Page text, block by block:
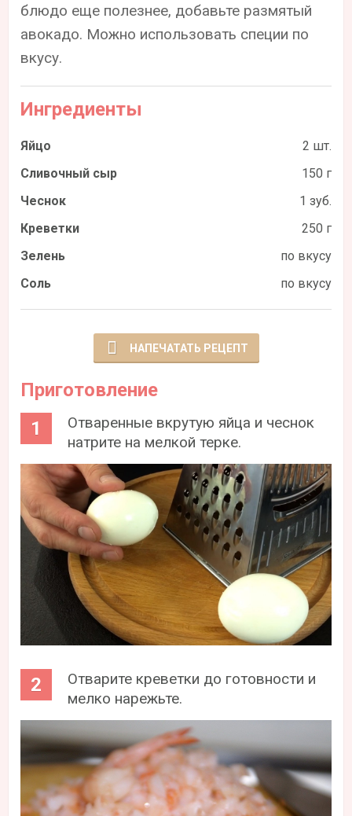
блюдо еще полезнее, добавьте размятый
авокадо. Можно использовать специи по
вкусу.
Ингредиенты
Яйцо
2 шт.
Сливочный сыр
150 г
Чеснок
1 зуб.
Креветки
250 г
Зелень
по вкусу
Соль
по вкусу
НАПЕЧАТАТЬ РЕЦЕПТ
Приготовление
Отваренные вкрутую яйца и чеснок
натрите на мелкой терке.
Отварите креветки до готовности и
мелко нарежьте.